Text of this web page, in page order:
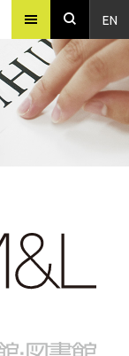
EN